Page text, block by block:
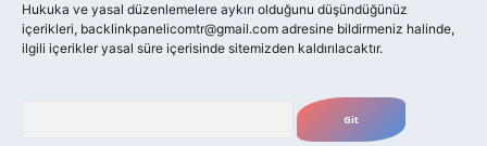
Hukuka ve yasal düzenlemelere aykırı olduğunu düşündüğünüz
içerikleri, backlinkpanelicomtr@gmail.com adresine bildirmeniz halinde,
ilgili içerikler yasal süre içerisinde sitemizden kaldırılacaktır.